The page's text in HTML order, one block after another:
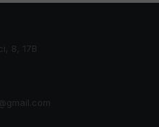
8, 17В